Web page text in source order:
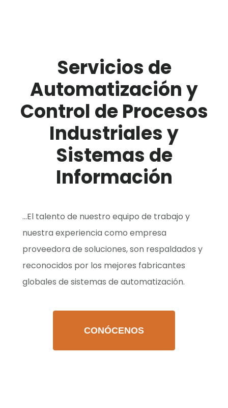
Servicios de
Automatización y
Control de Procesos
Industriales y
Sistemas de
Información
...El talento de nuestro equipo de trabajo y
nuestra experiencia como empresa
proveedora de soluciones, son respaldados y
reconocidos por los mejores fabricantes
globales de sistemas de automatización.
CONÓCENOS